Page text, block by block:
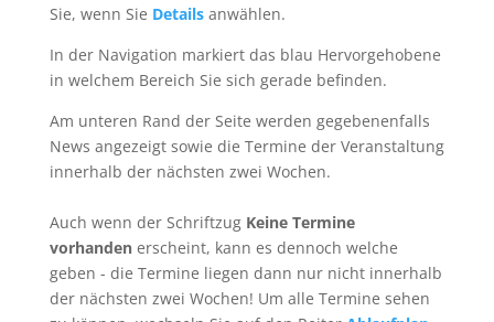
Sie, wenn Sie Detailsanwählen.
In der Navigation markiert das blau Hervorgehobene
in welchem Bereich Sie sich gerade befinden.
Am unteren Rand der Seite werden gegebenenfalls
News angezeigt sowie die Termine der Veranstaltung
innerhalb der nächsten zwei Wochen.
Auch wenn der Schriftzug Keine Termine
vorhandenerscheint, kann es dennoch welche
geben - die Termine liegen dann nur nicht innerhalb
der nächsten zwei Wochen! Um alle Termine sehen